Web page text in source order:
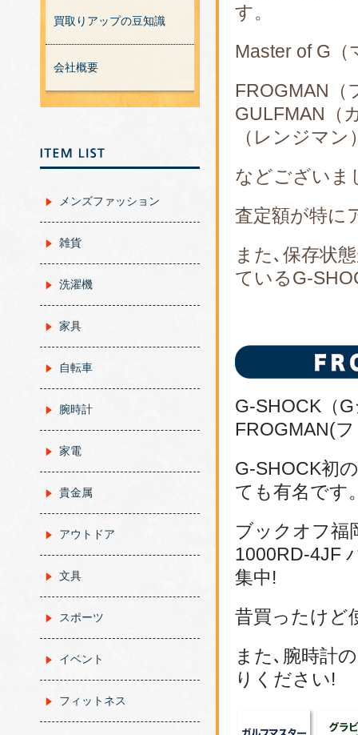
す。
Master of G
FROGMAN（
GULFMAN（
（レンジマン
などございま
査定額が特に
また､保存状
ているG-
G-SHOCK（
FROGMAN(
G-SHOCK初
ても有名です
ブックオフ福
1000RD-4JF
集中!
昔買ったけど
また､腕時計
りください!
買取りアップの豆知識
会社概要
メンズファッション
雑貨
洗濯機
家具
自転車
腕時計
家電
貴金属
アウトドア
文具
スポーツ
イベント
フィットネス